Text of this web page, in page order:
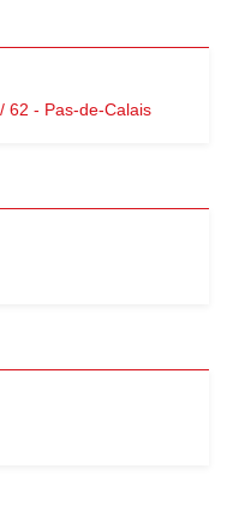
62 - Pas-de-Calais